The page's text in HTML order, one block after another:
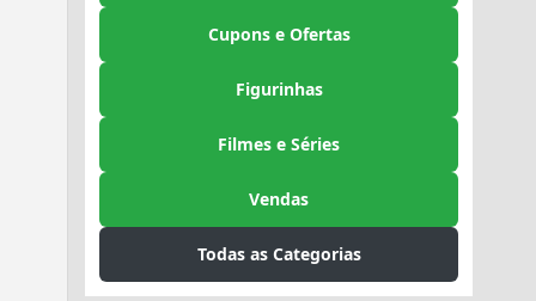
Cupons e Ofertas
Figurinhas
Filmes e Séries
Vendas
Todas as Categorias